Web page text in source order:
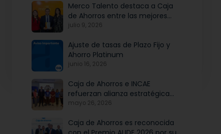
Merco Talento destaca a Caja
de Ahorros entre las mejores
empresas para atraer y fidelizar
julio 9, 2026
Ajuste de tasas de Plazo Fijo y
Ahorro Platinum
junio 16, 2026
Caja de Ahorros e INCAE
refuerzan alianza estratégica
para potenciar el talento y la
mayo 26, 2026
Caja de Ahorros es reconocida